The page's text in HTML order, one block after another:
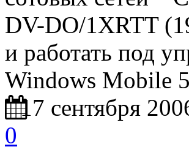
DV-DO/1XRTT
и работать под
Windows Mobile
17 сентября
0